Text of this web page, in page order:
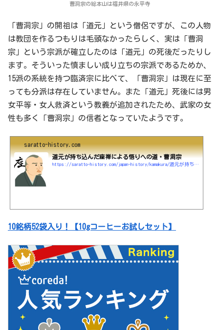
曹洞宗の総本山は福井県の永平寺
「曹洞宗」の開祖は「道元」という僧侶ですが、この人物
は教団を作るつもりは毛頭なかったらしく、実は「曹洞
宗」という宗派が確立したのは「道元」の死後だったりし
ます。そういった慎ましい成り立ちの宗派であるためか、
15派の系統を持つ臨済宗に比べて、「曹洞宗」は現在に至
っても分派は存在していません。また「道元」死後には男
女平等・女人救済という教義が追加されたため、武家の女
性も多く「曹洞宗」の信者となっていたようです。
saratto-history.com
道元が持ち込んだ座禅による悟りへの道・曹洞宗
https://saratto-history.com/japan-history/kamakura/道元が持ち込んだ座禅による悟りへの道・曹洞宗
10銘柄52袋入り！【10gコーヒーお試しセット】